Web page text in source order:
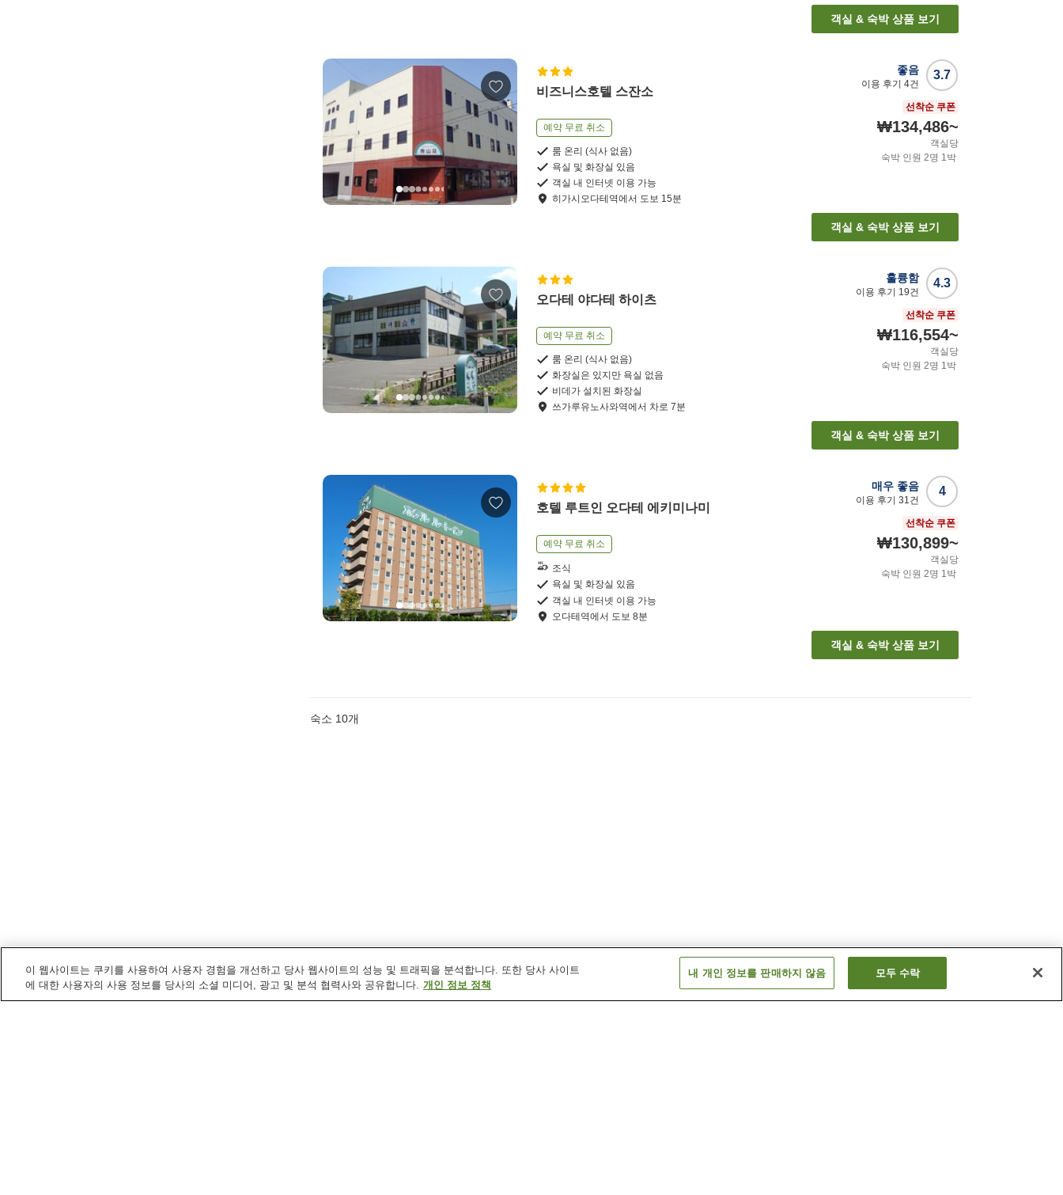
객실 & 숙박 상품 보기
비즈니스호텔 스잔소
예약 무료 취소
룸 온리 (식사 없음)
욕실 및 화장실 있음
객실 내 인터넷 이용 가능
히가시오다테역에서 도보 15분
3.7
좋음
이용 후기 4건
선착순 쿠폰
₩134,486~
객실당
숙박 인원 2명 1박
객실 & 숙박 상품 보기
오다테 야다테 하이츠
예약 무료 취소
룸 온리 (식사 없음)
화장실은 있지만 욕실 없음
비데가 설치된 화장실
쓰가루유노사와역에서 차로 7분
4.3
훌륭함
이용 후기 19건
선착순 쿠폰
₩116,554~
객실당
숙박 인원 2명 1박
객실 & 숙박 상품 보기
호텔 루트인 오다테 에키미나미
예약 무료 취소
조식
욕실 및 화장실 있음
객실 내 인터넷 이용 가능
오다테역에서 도보 8분
4
매우 좋음
이용 후기 31건
선착순 쿠폰
₩130,899~
객실당
숙박 인원 2명 1박
객실 & 숙박 상품 보기
숙소 10개
이 웹사이트는 쿠키를 사용하여 사용자 경험을 개선하고 당사 웹사이트의 성능 및 트래픽을 분석합니다. 또한 당사 사이트
에 대한 사용자의 사용 정보를 당사의 소셜 미디어, 광고 및 분석 협력사와 공유합니다. 개인 정보 정책
내 개인 정보를 판매하지 않음 모두 수락